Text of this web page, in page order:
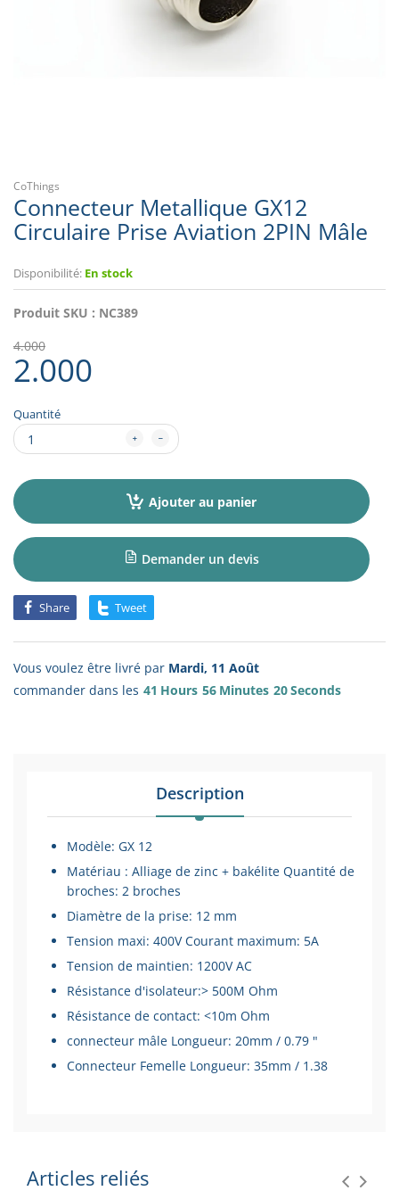
CoThings
Connecteur Metallique GX12
Circulaire Prise Aviation 2PIN Mâle
Disponibilité: En stock
Produit SKU : NC389
2.000
4.000
Quantité
Ajouter au panier
Demander un devis
Share Tweet
Vous voulez être livré par Mardi, 11 Août
commander dans les 41 Hours 56 Minutes 20Seconds
Description
Modèle: GX 12
Matériau : Alliage de zinc + bakélite Quantité de
broches: 2 broches
Diamètre de la prise: 12 mm
Tension maxi: 400V Courant maximum: 5A
Tension de maintien: 1200V AC
Résistance d'isolateur:> 500M Ohm
Résistance de contact: <10m Ohm
connecteur mâle Longueur: 20mm / 0.79 "
Connecteur Femelle Longueur: 35mm / 1.38
Tension maxi: 400V Courant maximum: 5A
Articles reliés